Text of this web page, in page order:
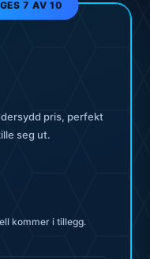
7 AV 10
pris, perfekt
seg ut.
kommer i tillegg.